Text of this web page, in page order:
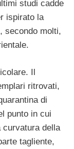
studi cadde
ispirato la
secondo molti,
Il
ritrovati,
di
punto in cui
curvatura della
tagliente,